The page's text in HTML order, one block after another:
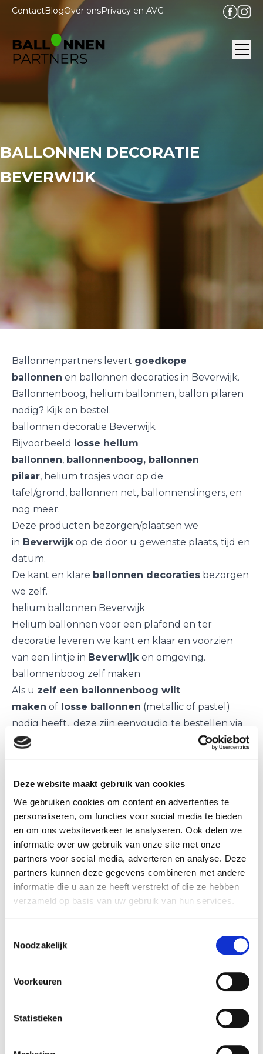
Deze website maakt gebruik van cookies
We gebruiken cookies om content en advertenties te
personaliseren, om functies voor social media te bieden
en om ons websiteverkeer te analyseren. Ook delen we
informatie over uw gebruik van onze site met onze
partners voor social media, adverteren en analyse. Deze
partners kunnen deze gegevens combineren met andere
informatie die u aan ze heeft verstrekt of die ze hebben
verzameld op basis van uw gebruik van hun services.
Noodzakelijk
Voorkeuren
Statistieken
ContactBlogOver onsPrivacy en AVG
BALLONNEN DECORATIE
BEVERWIJK
Ballonnenpartners levert goedkope
ballonnen en ballonnen decoraties in Beverwijk.
Ballonnenboog, helium ballonnen, ballon pilaren
nodig? Kijk en bestel.
ballonnen decoratie Beverwijk
Bijvoorbeeld losse helium
ballonnen, ballonnenboog, ballonnen
pilaar, helium trosjes voor op de
tafel/grond, ballonnen net, ballonnenslingers, en
nog meer.
Deze producten bezorgen/plaatsen we
in Beverwijkop de door u gewenste plaats, tijd en
datum.
De kant en klare ballonnen decoraties bezorgen
we zelf.
helium ballonnen Beverwijk
Helium ballonnen voor een plafond en ter
decoratie leveren we kant en klaar en voorzien
van een lintje in Beverwijk en omgeving.
ballonnenboog zelf maken
Als u zelf een ballonnenboog wilt
maken of losse ballonnen (metallic of pastel)
nodig heeft, deze zijn eenvoudig te bestellen via
de webshop
(24 uur per dag bereikbaar). Deze worden bij u
ballonnen voor bruiloft Beverwijk
Gaat u binnenkorttrouwenof heeft u
eenfeestelijk gelegenheid in de buurt
van
Beverwijk
dan bent u bij Ballonnenpartners
op het juiste adres.
De ballonnen bezorgen we kant en klaar op de
door u gewenste locatie en tijd.
vrijblijvend contact
Via de mail geven we u graag een vrijblijvende
offerte.
btw,zodat u achteraf niet voor verrassingen komt